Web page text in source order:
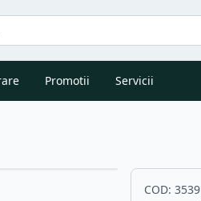
Promotii Servicii
COD: 3539